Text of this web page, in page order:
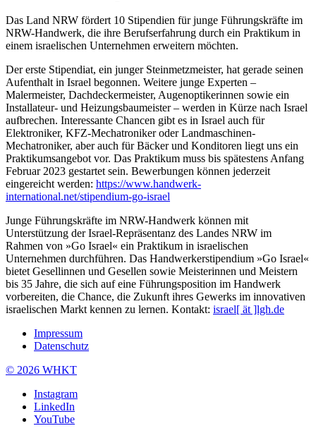
Das Land NRW fördert 10 Stipendien für junge Führungskräfte im
NRW-Handwerk, die ihre Berufserfahrung durch ein Praktikum in
einem israelischen Unternehmen erweitern möchten.
Der erste Stipendiat, ein junger Steinmetzmeister, hat gerade seinen
Aufenthalt in Israel begonnen. Weitere junge Experten –
Malermeister, Dachdeckermeister, Augenoptikerinnen sowie ein
Installateur- und Heizungsbaumeister – werden in Kürze nach Israel
aufbrechen. Interessante Chancen gibt es in Israel auch für
Elektroniker, KFZ-Mechatroniker oder Landmaschinen-
Mechatroniker, aber auch für Bäcker und Konditoren liegt uns ein
Praktikumsangebot vor. Das Praktikum muss bis spätestens Anfang
Februar 2023 gestartet sein. Bewerbungen können jederzeit
eingereicht werden: https://www.handwerk-
international.net/stipendium-go-israel
Junge Führungskräfte im NRW-Handwerk können mit
Unterstützung der Israel-Repräsentanz des Landes NRW im
Rahmen von »Go Israel« ein Praktikum in israelischen
Unternehmen durchführen. Das Handwerkerstipendium »Go Israel«
bietet Gesellinnen und Gesellen sowie Meisterinnen und Meistern
bis 35 Jahre, die sich auf eine Führungsposition im Handwerk
vorbereiten, die Chance, die Zukunft ihres Gewerks im innovativen
israelischen Markt kennen zu lernen. Kontakt: israel[ ät ]lgh.de
Impressum
Datenschutz
© 2026 WHKT
Instagram
LinkedIn
YouTube